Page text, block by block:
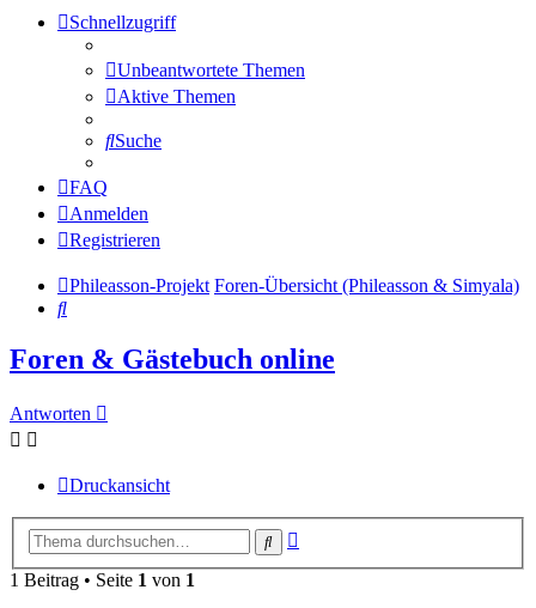
Schnellzugriff
Unbeantwortete Themen
Aktive Themen
Suche
FAQ
Anmelden
Registrieren
Phileasson-Projekt Foren-Übersicht (Phileasson & Simyala)
Suche
Foren & Gästebuch online
Antworten
Druckansicht
Suche
1 Beitrag • Seite 1 von 1